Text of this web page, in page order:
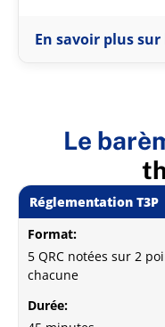
En savoir plus sur
Le
Réglementation T3P
Format:
5 QRC notées sur 2
chacune
Durée: